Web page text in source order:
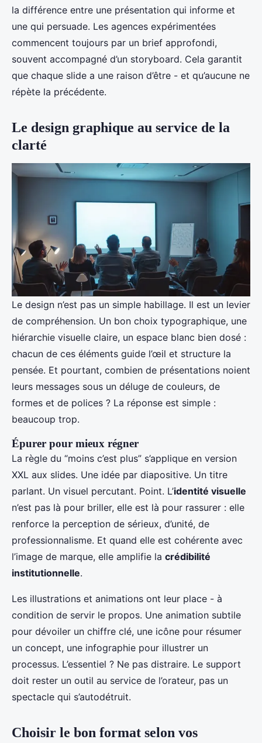
la différence entre une présentation qui informe et
une qui persuade. Les agences expérimentées
commencent toujours par un brief approfondi,
souvent accompagné d’un storyboard. Cela garantit
que chaque slide a une raison d’être - et qu’aucune ne
répète la précédente.
Le design graphique au service de la
clarté
Le design n’est pas un simple habillage. Il est un levier
de compréhension. Un bon choix typographique, une
hiérarchie visuelle claire, un espace blanc bien dosé :
chacun de ces éléments guide l’œil et structure la
pensée. Et pourtant, combien de présentations noient
leurs messages sous un déluge de couleurs, de
formes et de polices ? La réponse est simple :
beaucoup trop.
Épurer pour mieux régner
La règle du “moins c’est plus” s’applique en version
XXL aux slides. Une idée par diapositive. Un titre
parlant. Un visuel percutant. Point. L’identité visuelle
n’est pas là pour briller, elle est là pour rassurer : elle
renforce la perception de sérieux, d’unité, de
professionnalisme. Et quand elle est cohérente avec
l’image de marque, elle amplifie la crédibilité
institutionnelle.
Les illustrations et animations ont leur place - à
condition de servir le propos. Une animation subtile
pour dévoiler un chiffre clé, une icône pour résumer
un concept, une infographie pour illustrer un
processus. L’essentiel ? Ne pas distraire. Le support
doit rester un outil au service de l’orateur, pas un
spectacle qui s’autodétruit.
Choisir le bon format selon vos